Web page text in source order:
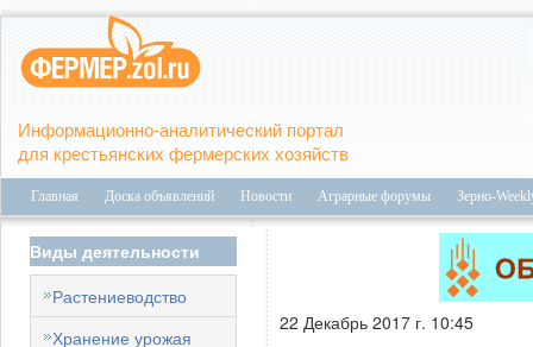
Информационно-аналитический портал
для крестьянских фермерских хозяйств
Главная Доска объявлений Новости Аграрные форумы Зерно-
Виды деятельности
Растениеводство
Хранение урожая
22 Декабрь 2017 г. 10:45